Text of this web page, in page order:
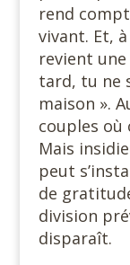
rend
vivant. Et,
revient
tard, tu ne
maison ».
couples où
Mais
peut
de
division
disparaît.